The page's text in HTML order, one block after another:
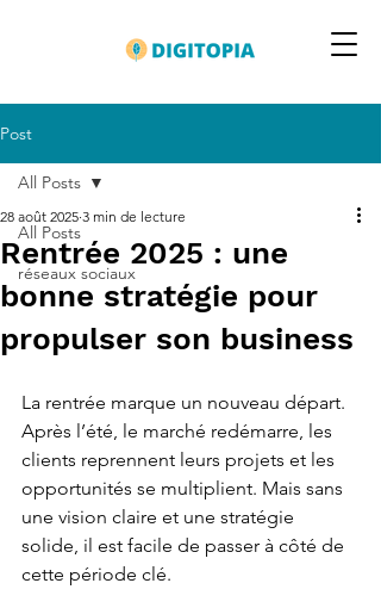
Post
All Posts
réseaux sociaux
All Posts
Rentrée 2025 : une
bonne stratégie pour
propulser son business
28 août 2025 3 min de lecture
La rentrée marque un nouveau départ.
Après l’été, le marché redémarre, les
clients reprennent leurs projets et les
opportunités se multiplient. Mais sans
une vision claire et une stratégie
solide, il est facile de passer à côté de
cette période clé.